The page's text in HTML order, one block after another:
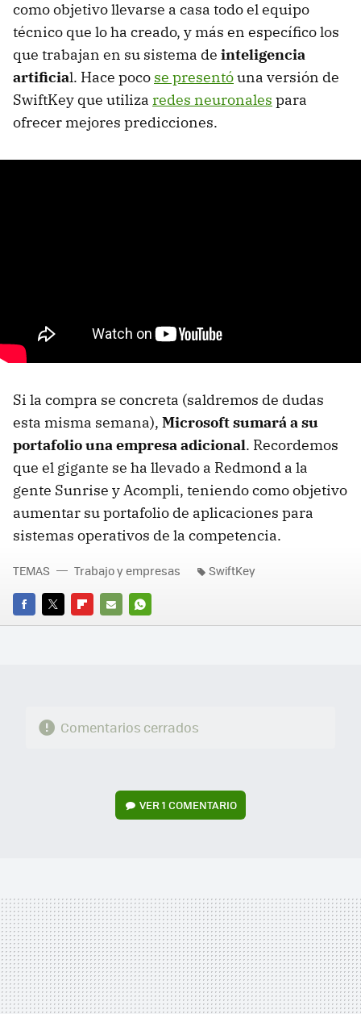
como objetivo llevarse a casa todo el equipo
técnico que lo ha creado, y más en específico los
que trabajan en su sistema de inteligencia
artificial. Hace poco se presentóuna versión de
SwiftKey que utiliza redes neuronales para
ofrecer mejores predicciones.
Si la compra se concreta (saldremos de dudas
esta misma semana), Microsoft sumará a su
portafolio una empresa adicional. Recordemos
que el gigante se ha llevado a Redmond a la
gente Sunrise y Acompli, teniendo como objetivo
aumentar su portafolio de aplicaciones para
sistemas operativos de la competencia.
FACEBOOK
TWITTERFLIPBOARD
E-
WHATSAPP
TEMAS Trabajo y empresas SwiftKey
Comentarios cerrados
VER1 COMENTARIO